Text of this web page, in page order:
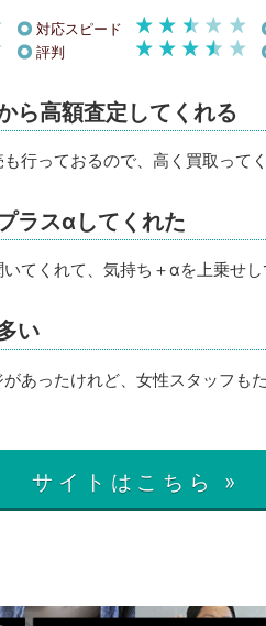
対応スピード
評判
ら高額査定してくれる
行っておるので、高く買取って
ラスαしてくれた
てくれて、気持ち＋αを上乗せ
い
あったけれど、女性スタッフも
サイトはこちら